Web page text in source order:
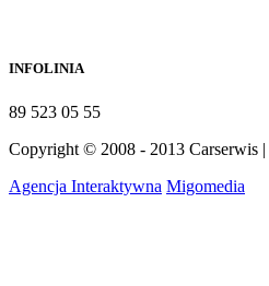
INFOLINIA
89 523 05 55
Copyright © 2008 - 2013 Carserwis |
Agencja Interaktywna Migomedia